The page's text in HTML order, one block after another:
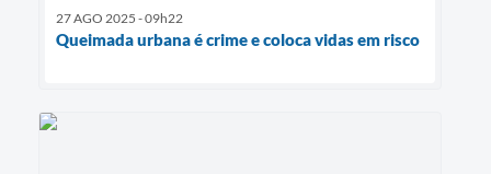
27 AGO 2025 - 09h22
Queimada urbana é crime e coloca vidas em risco